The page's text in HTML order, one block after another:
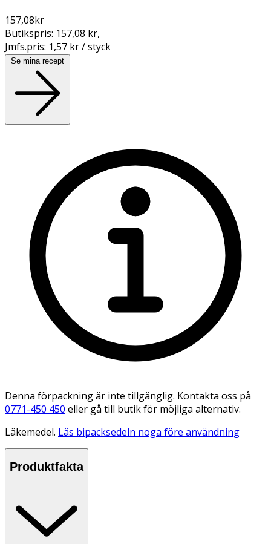
157,08kr
Butikspris: 157,08 kr,
Jmfs.pris: 1,57 kr / styck
Se mina recept
Denna förpackning är inte tillgänglig. Kontakta oss på
0771-450 450 eller gå till butik för möjliga alternativ.
Läkemedel. Läs bipacksedeln noga före användning
Produktfakta